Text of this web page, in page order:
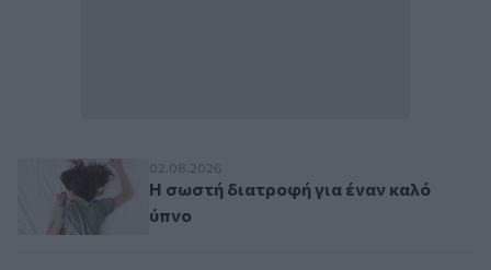
Η σωστή διατροφή για έναν καλό ύπνο
02.08.2026
Η σωστή διατροφή για έναν καλό
ύπνο